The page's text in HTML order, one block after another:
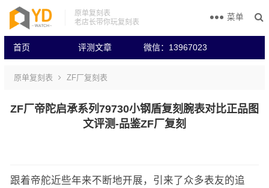
原单复刻表
老店长带你玩复刻表
首页 评测文章 微信：13967023
菜单
原单复刻表 ZF厂复刻表
ZF厂帝陀启承系列79730小钢盾复刻腕表对比正品图
文评测-品鉴ZF厂复刻
跟着帝舵近些年来不断地开展，引来了众多表友的追